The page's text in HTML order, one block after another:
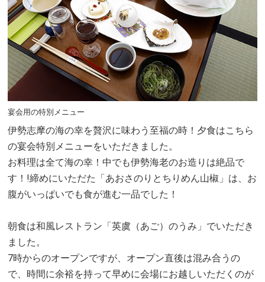
宴会用の特別メニュー
伊勢志摩の海の幸を贅沢に味わう至福の時！夕食はこちら
の宴会特別メニューをいただきました。
お料理は全て海の幸！中でも伊勢海老のお造りは絶品で
す！!締めにいただた「あおさのりとちりめん山椒」は、お
腹がいっぱいでも食が進む一品でした！
朝食は和風レストラン「英虞（あご）のうみ」でいただき
ました。
7時からのオープンですが、オープン直後は混み合うの
で、時間に余裕を持って早めに会場にお越しいただくのが